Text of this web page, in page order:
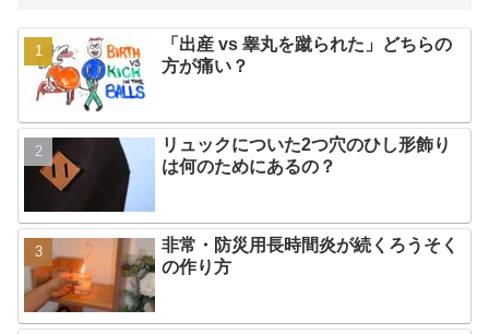
「出産 vs 睾丸を蹴られた」どちらの
方が痛い？
リュックについた2つ穴のひし形飾り
は何のためにあるの？
非常・防災用長時間炎が続くろうそく
の作り方